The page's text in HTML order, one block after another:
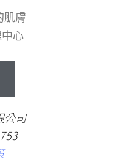
肌膚
心
公司